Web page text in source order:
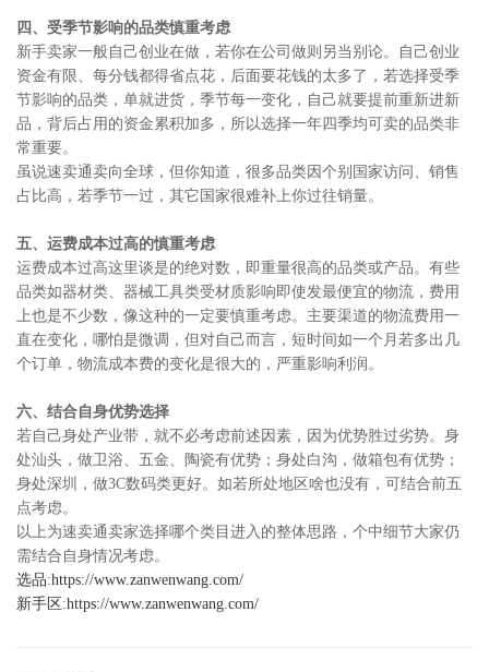
四、受季节影响的品类慎重考虑
新手卖家一般自己创业在做，若你在公司做则另当别论。自己创业
资金有限、每分钱都得省点花，后面要花钱的太多了，若选择受季
节影响的品类，单就进货，季节每一变化，自己就要提前重新进新
品，背后占用的资金累积加多，所以选择一年四季均可卖的品类非
常重要。
虽说速卖通卖向全球，但你知道，很多品类因个别国家访问、销售
占比高，若季节一过，其它国家很难补上你过往销量。
五、运费成本过高的慎重考虑
运费成本过高这里谈是的绝对数，即重量很高的品类或产品。有些
品类如器材类、器械工具类受材质影响即使发最便宜的物流，费用
上也是不少数，像这种的一定要慎重考虑。主要渠道的物流费用一
直在变化，哪怕是微调，但对自己而言，短时间如一个月若多出几
个订单，物流成本费的变化是很大的，严重影响利润。
六、结合自身优势选择
若自己身处产业带，就不必考虑前述因素，因为优势胜过劣势。身
处汕头，做卫浴、五金、陶瓷有优势；身处白沟，做箱包有优势；
身处深圳，做3C数码类更好。如若所处地区啥也没有，可结合前五
点考虑。
以上为速卖通卖家选择哪个类目进入的整体思路，个中细节大家仍
需结合自身情况考虑。
选品:https://www.zanwenwang.com/
新手区 :https://www.zanwenwang.com/